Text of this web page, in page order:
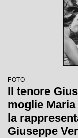
FOTO
Il tenore
moglie
la
Giuseppe